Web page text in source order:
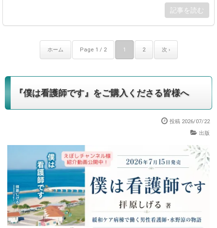
記事を読む
ホーム Page 1 / 2 1 2 次 ›
『僕は看護師です』をご購入くださる皆様へ
投稿 2026/07/22
出版